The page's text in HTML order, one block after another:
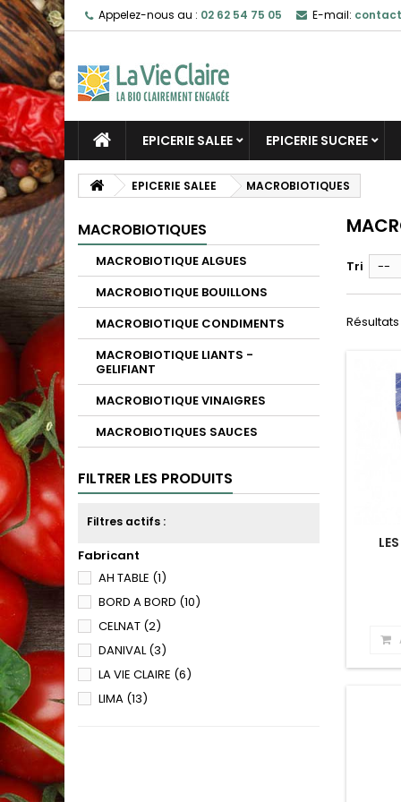
Appelez-nous au : 02 62 54 75 05 E-mail:
EPICERIE SALEE EPICERIE SUCREE
EPICERIE SALEE MACROBIOTIQUES
MACROBIOTIQUES
MACROBIOTIQUE ALGUES
MACROBIOTIQUE BOUILLONS
MACROBIOTIQUE CONDIMENTS
MACROBIOTIQUE LIANTS -
GELIFIANT
MACROBIOTIQUE VINAIGRES
MACROBIOTIQUES SAUCES
FILTRER LES PRODUITS
Filtres actifs :
Fabricant
AH TABLE (1)
BORD A BORD (10)
CELNAT (2)
DANIVAL(3)
LA VIE CLAIRE (6)
LIMA (13)
Tri --
Résultats